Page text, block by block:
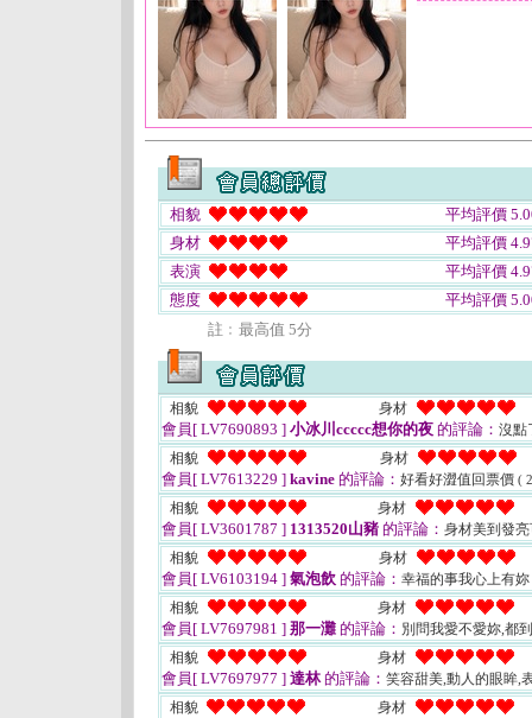
相貌
平均評價
身材
平均評價
表演
平均評價
態度
平均評價
註﹕最高值 5分
相貌 身材
會員[ LV7690893 ] 小冰川ccccc想你的夜 的評論： 沒點
相貌
身材
會員[ LV7613229 ] kavine 的評論： 好看好澀值回票價 (
相貌 身材
會員[ LV3601787 ] 1313520山豬 的評論： 身材美到發
相貌
身材
會員[ LV6103194 ] 氣泡飲 的評論： 幸福的事我心上有
相貌
身材
會員[ LV7697981 ] 那一灘 的評論： 別問我愛不愛妳,都
相貌
身材
會員[ LV7697977 ] 達林的評論： 笑容甜美,動人的眼眸,
相貌
身材